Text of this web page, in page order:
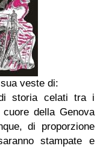
veste di:
storia celati tra i
della Genova
di proporzione
stampate e